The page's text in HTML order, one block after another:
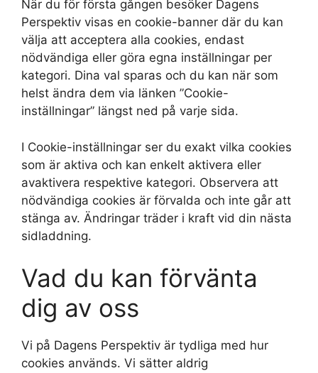
När du för första gången besöker Dagens
Perspektiv visas en cookie-banner där du kan
välja att acceptera alla cookies, endast
nödvändiga eller göra egna inställningar per
kategori. Dina val sparas och du kan när som
helst ändra dem via länken ”Cookie-
inställningar” längst ned på varje sida.
I Cookie-inställningar ser du exakt vilka cookies
som är aktiva och kan enkelt aktivera eller
avaktivera respektive kategori. Observera att
nödvändiga cookies är förvalda och inte går att
stänga av. Ändringar träder i kraft vid din nästa
sidladdning.
Vad du kan förvänta
dig av oss
Vi på Dagens Perspektiv är tydliga med hur
cookies används. Vi sätter aldrig